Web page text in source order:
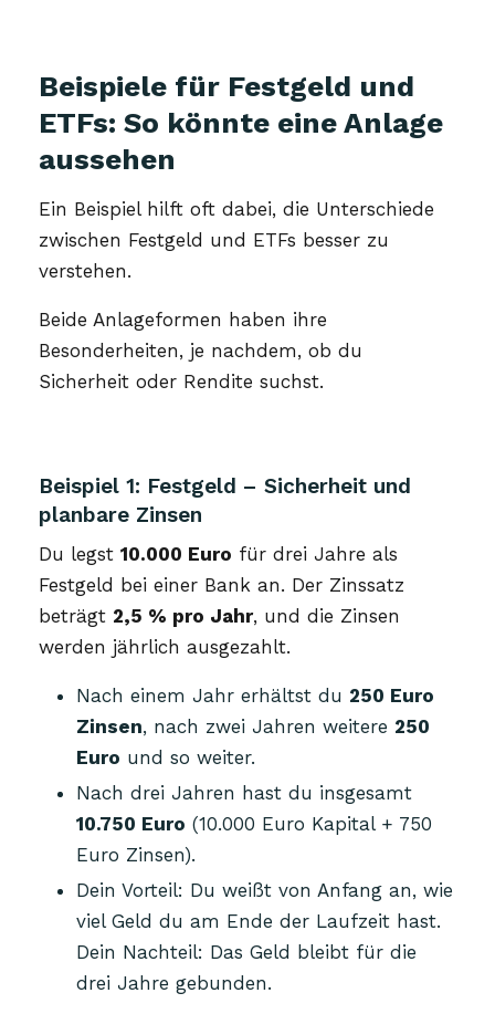
Beispiele für Festgeld und
ETFs: So könnte eine Anlage
aussehen
Ein Beispiel hilft oft dabei, die Unterschiede
zwischen Festgeld und ETFs besser zu
verstehen.
Beide Anlageformen haben ihre
Besonderheiten, je nachdem, ob du
Sicherheit oder Rendite suchst.
Beispiel 1: Festgeld – Sicherheit und
planbare Zinsen
Du legst 10.000 Euro für drei Jahre als
Festgeld bei einer Bank an. Der Zinssatz
beträgt 2,5 % pro Jahr, und die Zinsen
werden jährlich ausgezahlt.
Nach einem Jahr erhältst du 250 Euro
Zinsen, nach zwei Jahren weitere 250
Euro und so weiter.
Nach drei Jahren hast du insgesamt
10.750 Euro (10.000 Euro Kapital + 750
Euro Zinsen).
Dein Vorteil: Du weißt von Anfang an, wie
viel Geld du am Ende der Laufzeit hast.
Dein Nachteil: Das Geld bleibt für die
drei Jahre gebunden.